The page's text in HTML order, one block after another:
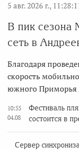
5 авг. 2026 г.,
В пик сезона
сеть в
Благодаря
скорость
южного Приморья
10:55
04.08
Фестиваль
состоится в
Сервер